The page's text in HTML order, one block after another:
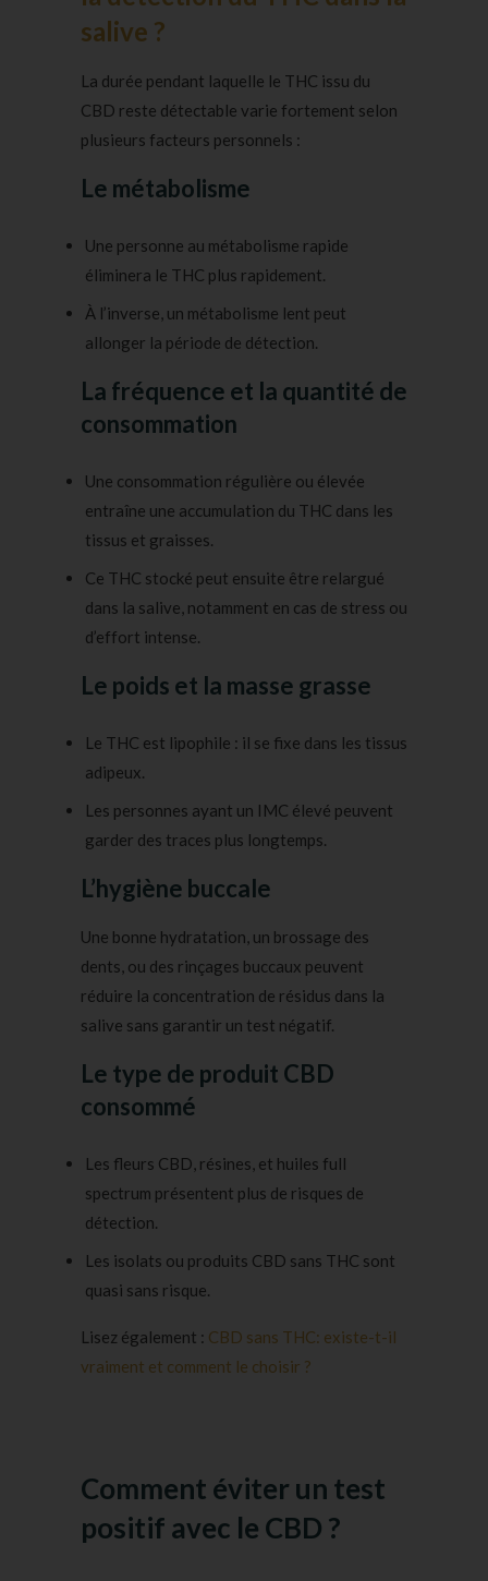
salive ?
La durée pendant laquelle le THC issu du
CBD reste détectable varie fortement selon
plusieurs facteurs personnels :
Le métabolisme
Une personne au métabolisme rapide
éliminera le THC plus rapidement.
À l’inverse, un métabolisme lent peut
allonger la période de détection.
La fréquence et la quantité de
consommation
Une consommation régulière ou élevée
entraîne une accumulation du THC dans les
tissus et graisses.
Ce THC stocké peut ensuite être relargué
dans la salive, notamment en cas de stress ou
d’effort intense.
Le poids et la masse grasse
Le THC est lipophile : il se fixe dans les tissus
adipeux.
Les personnes ayant un IMC élevé peuvent
garder des traces plus longtemps.
L’hygiène buccale
Une bonne hydratation, un brossage des
dents, ou des rinçages buccaux peuvent
réduire la concentration de résidus dans la
salive sans garantir un test négatif.
Le type de produit CBD
consommé
Les fleurs CBD, résines, et huiles full
spectrum présentent plus de risques de
détection.
Les isolats ou produits CBD sans THC sont
quasi sans risque.
Lisez également : CBD sans THC: existe-t-il
vraiment et comment le choisir ?
Comment éviter un test
positif avec le CBD ?